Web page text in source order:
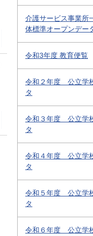
介護サービス事業所
体標準オープンデー
令和3年度 教育便覧
令和２年度 公立学
タ
令和３年度 公立学
タ
令和４年度 公立学
タ
令和５年度 公立学
タ
令和６年度 公立学